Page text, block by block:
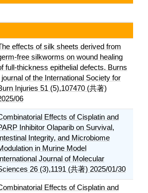
effects of silk sheets derived from
free silkworms on wound healing
full-thickness epithelial defects. Burns
journal of the International Society for
Injuries 51 (5),107470 (共著)
06
Effects of Cisplatin and
Inhibitor Olaparib on Survival,
Integrity, and Microbiome
in Murine Model
Journal of Molecular
26 (3),1191 (共著) 2025/01/30
Effects of Cisplatin and